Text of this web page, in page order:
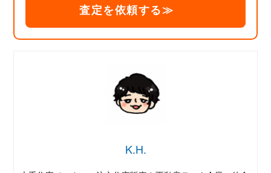
査定を依頼する≫
K.H.